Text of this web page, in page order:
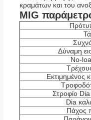
κραμάτων και του
MIG
Δύναμη
No-
Εκτιμημένος
Στροφίο
Dia
Πάχος